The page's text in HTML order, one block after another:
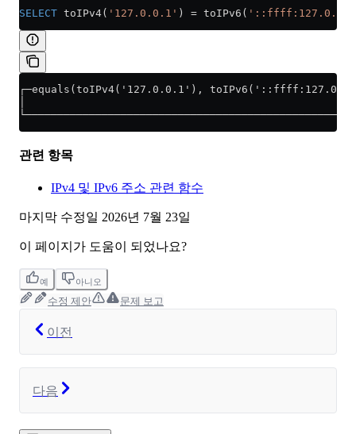
SELECT toIPv4( '127.0.0.1' ) = toIPv6(
┌─equals(toIPv4('127.0.0.1'),
관련 항목
IPv4 및 IPv6 주소 관련 함수
마지막 수정일 2026년 7월 23일
이 페이지가 도움이 되었나요?
예 아니오
수정 제안 문제 보고
이전
다음